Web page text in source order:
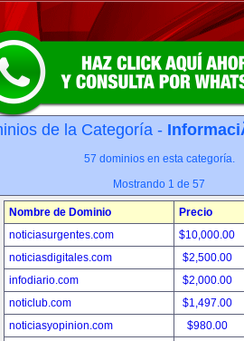
de la Categoría -
57 dominios en esta categoría.
Mostrando 1 de 57
Nombre de Dominio Precio
noticiasurgentes.com
$10,000.00
noticiasdigitales.com
$2,500.00
infodiario.com
$2,000.00
noticlub.com
$1,497.00
noticiasyopinion.com
$980.00